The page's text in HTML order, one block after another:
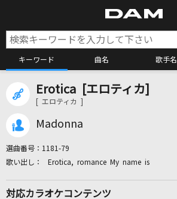
キーワード 曲名 歌手名
カラオケ検索
Erotica [エロティカ]
[ エロティカ ]
Madonna
選曲番号： 1181-79
Erotica, romance My name is
対応カラオケコンテンツ